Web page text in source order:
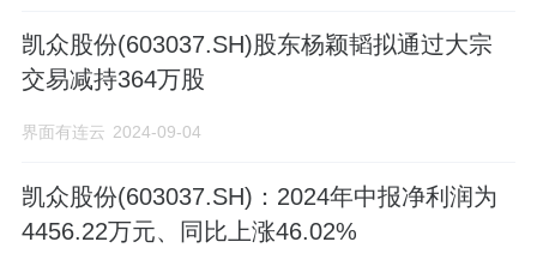
凯众股份(603037.SH)股东杨颖韬拟通过大宗
交易减持364万股
界面有连云 2024-09-04
凯众股份(603037.SH)：2024年中报净利润为
4456.22万元、同比上涨46.02%